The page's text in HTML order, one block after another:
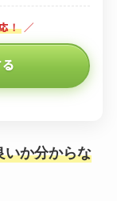
！ ／
いか分からな